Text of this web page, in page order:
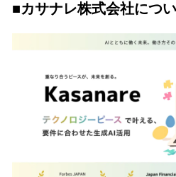
■カサナレ株式会社につ